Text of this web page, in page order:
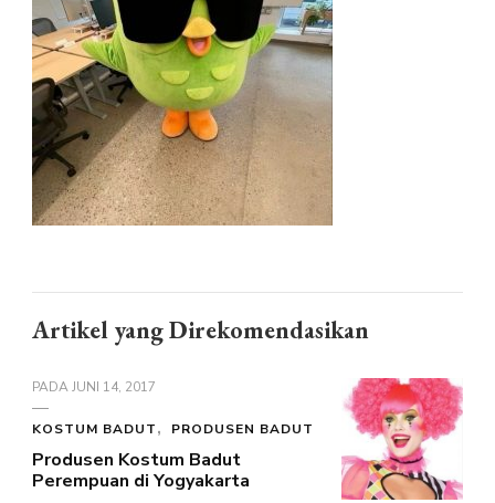
Artikel yang Direkomendasikan
PADAJUNI 14, 2017
KOSTUM BADUT PRODUSEN BADUT
Produsen Kostum Badut
Perempuan di Yogyakarta